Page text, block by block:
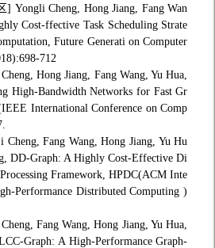
Yongli Cheng, Hong Jiang, Fang Wan
Cost-ffective Task Scheduling Strate
Future Generati on Computer
712
Hong Jiang, Fang Wang, Yu Hua,
High-Bandwidth Networks for Fast Gr
International Conference on Comp
Fang Wang, Hong Jiang, Yu Hu
DD-Graph: A Highly Cost-Effective Di
Framework, HPDC(ACM Inte
Performance Distributed Computing )
Fang Wang, Hong Jiang, Yu Hua,
Graph: A High-Performance Graph-